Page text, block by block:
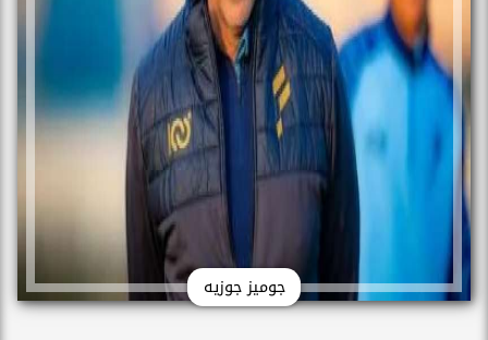
جوميز جوزيه